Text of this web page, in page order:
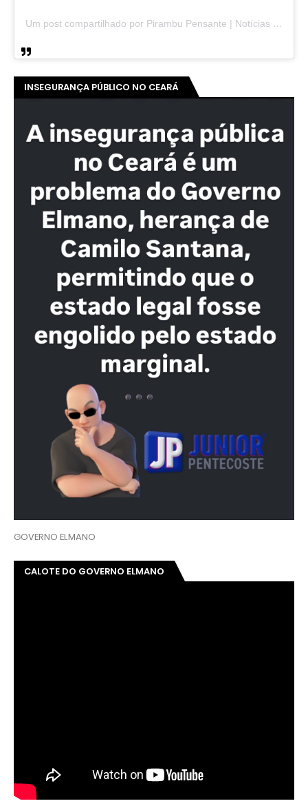
Um post compartilhado por Pirambu Pensante | Notícias & Entretenimento (@pirambupensante)
INSEGURANÇA PÚBLICO NO CEARÁ
GOVERNO ELMANO
CALOTE DO GOVERNO ELMANO